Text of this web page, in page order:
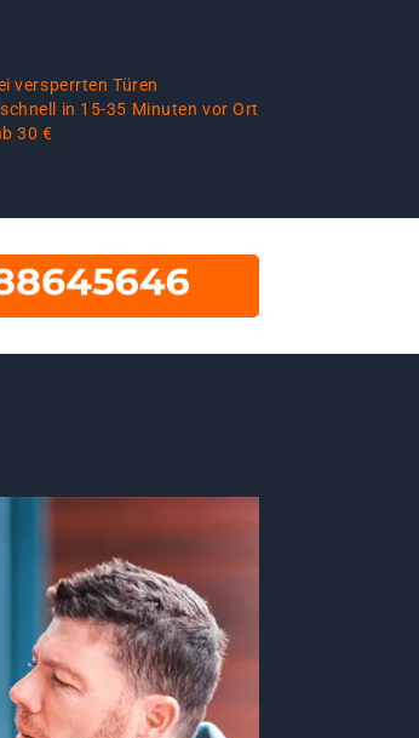
versperrten Türen
in 15-35 Minuten vor Ort
30 €